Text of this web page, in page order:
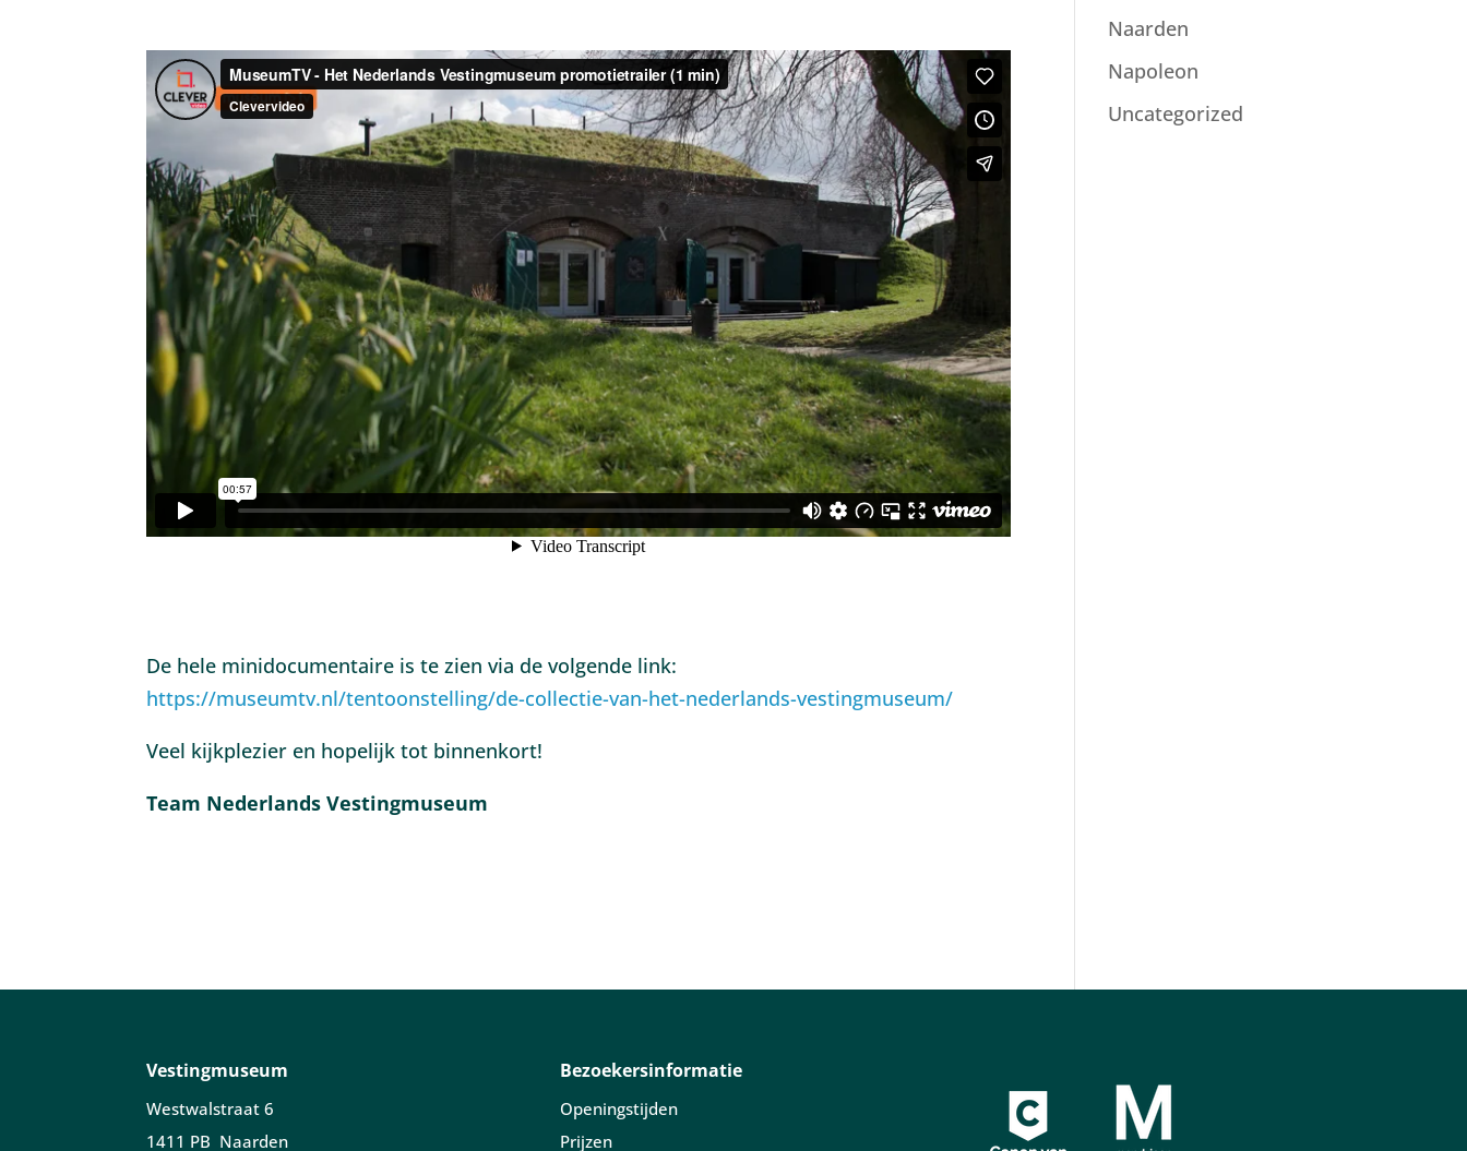
De hele minidocumentaire is te zien via de volgende link:
https://museumtv.nl/tentoonstelling/de-collectie-van-het-nederlands-vestingmuseum/
Veel kijkplezier en hopelijk tot binnenkort!
Team Nederlands Vestingmuseum
Naarden
Napoleon
Uncategorized
Vestingmuseum
Westwalstraat 6
1411 PB Naarden
Bezoekersinformatie
Openingstijden
Prijzen